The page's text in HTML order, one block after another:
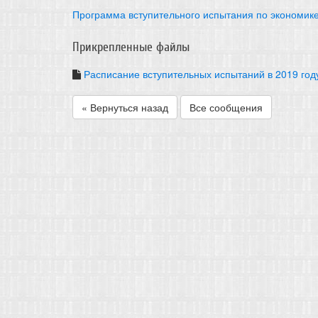
Программа вступительного испытания по
Прикрепленные файлы
Расписание вступительных испытаний в 2019
« Вернуться назад Все сообщения